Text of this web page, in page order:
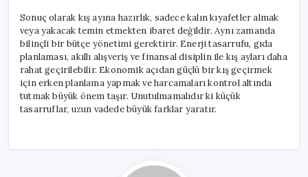
Sonuç olarak kış ayına hazırlık, sadece kalın kıyafetler almak
veya yakacak temin etmekten ibaret değildir. Aynı zamanda
bilinçli bir bütçe yönetimi gerektirir. Enerji tasarrufu, gıda
planlaması, akıllı alışveriş ve finansal disiplin ile kış ayları daha
rahat geçirilebilir. Ekonomik açıdan güçlü bir kış geçirmek
için erken planlama yapmak ve harcamaları kontrol altında
tutmak büyük önem taşır. Unutulmamalıdır ki küçük
tasarruflar, uzun vadede büyük farklar yaratır.